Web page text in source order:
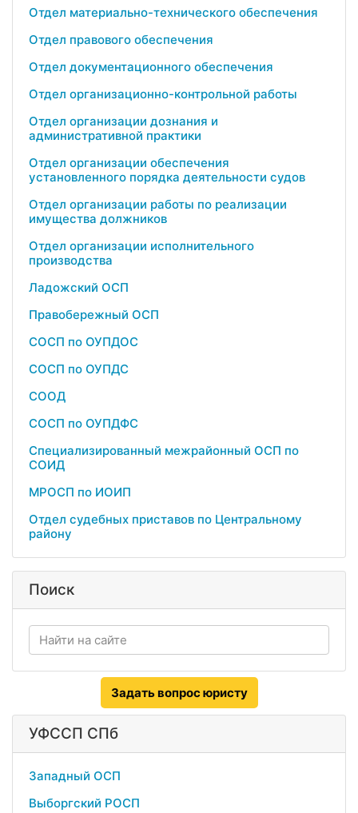
Отдел материально-технического обеспечения
Отдел правового обеспечения
Отдел документационного обеспечения
Отдел организационно-контрольной работы
Отдел организации дознания и
административной практики
Отдел организации обеспечения
установленного порядка деятельности судов
Отдел организации работы по реализации
имущества должников
Отдел организации исполнительного
производства
Ладожский ОСП
Правобережный ОСП
СОСП по ОУПДОС
СОСП по ОУПДС
СООД
СОСП по ОУПДФС
Специализированный межрайонный ОСП по
СОИД
МРОСП по ИОИП
Отдел судебных приставов по Центральному
району
Поиск
Задать вопрос юристу
УФССП СПб
Западный ОСП
Выборгский РОСП